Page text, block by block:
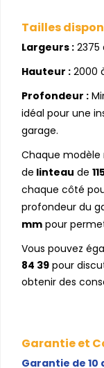
Tailles
Largeurs : 2375
Hauteur : 2000
Profondeur :
idéal pour une
Chaque
de linteau de
chaque côté
profondeur du
mm pour
Vous pouvez
84 39 pour
obtenir des
Garantie et
Garantie de 10